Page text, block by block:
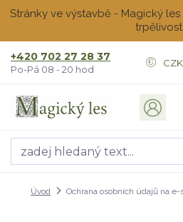
Stránky ve výstavbě - Magický
trpělivost.
CZK
+420 702 27 28 37
Po-Pá 08 - 20 hod
Úvod Ochrana osobních údajů na